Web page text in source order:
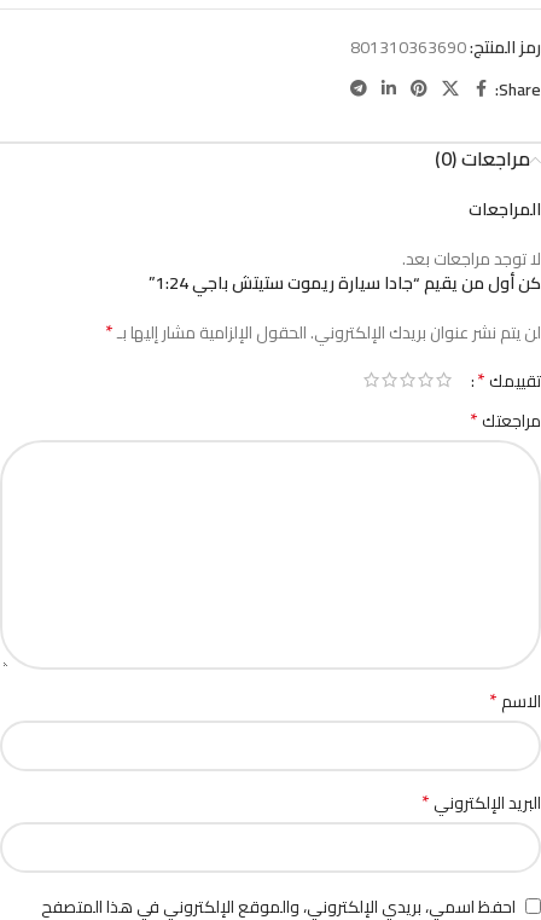
رمز المنتج:801310363690
Share:
مراجعات (0)
المراجعات
لا توجد مراجعات بعد.
كن أول من يقيم “جادا سيارة ريموت ستيتش باجي 1:24”
لن يتم نشر عنوان بريدك الإلكتروني.الحقول الإلزامية مشار إليها بـ*
تقييمك*
مراجعتك*
الاسم*
البريد الإلكتروني*
احفظ اسمي، بريدي الإلكتروني، والموقع الإلكتروني في هذا المتصفح